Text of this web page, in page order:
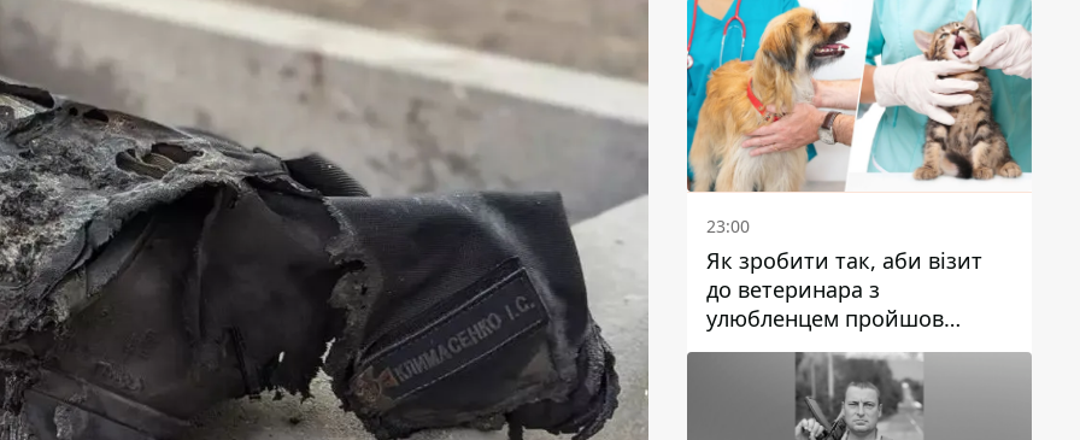
23:00
Як зробити так, аби візит
до ветеринара з
улюбленцем пройшов
спокійно: прості поради